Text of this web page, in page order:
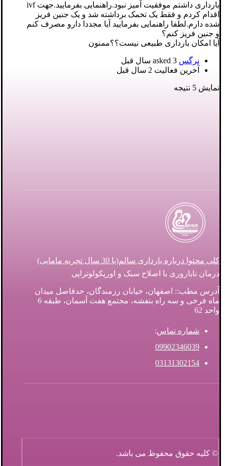
بارداری داشتم موفقیت آمیز نبود.راهنمایی بفرمایید.جهت ivf
اقدام کردم و فقط یک تخمک برداشته شد و یک جنین فریز
شده دارم.لطفا راهنمایی بفرمایید آیا مجددا دارو مصرف کنم
و جنین فریز کنم؟
آیا امکان بارداری طبیعی نیست؟؟ممنون
نرگس 3 سال قبل
آخرین فعالیت 2 سال قبل
نمایش 5 نتیجه
کلی محتوا درباره بارداری سالم(با 30 سال تجربه مامایی)
درمان ناباروری با اصلاح سبک و اوریکولوتراپی
آدرس مطب:: اصفهان، خیابان رزمندگان، حدفاصل میدان
ماه فرخی و سه راه بنفشه، مجتمع هفت آسمان، طبقه 6
واحد 62
شماره تماس:
09902346039
03131302154
© کلیه حقوق محفوظ می باشد.